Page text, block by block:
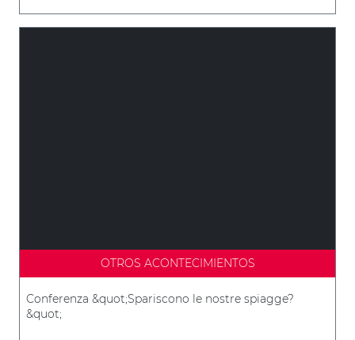
OTROS ACONTECIMIENTOS
Conferenza &quot;Spariscono le nostre spiagge?
&quot;